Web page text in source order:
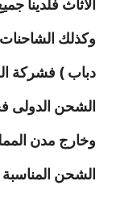
الاثاث فلدينا
وكذلك الشاحنات
دباب ) فشركة
الشحن الدولى
وخارج مدن
الشحن